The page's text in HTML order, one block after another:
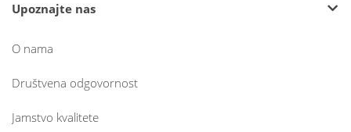
Upoznajte nas
O nama
Društvena odgovornost
Jamstvo kvalitete